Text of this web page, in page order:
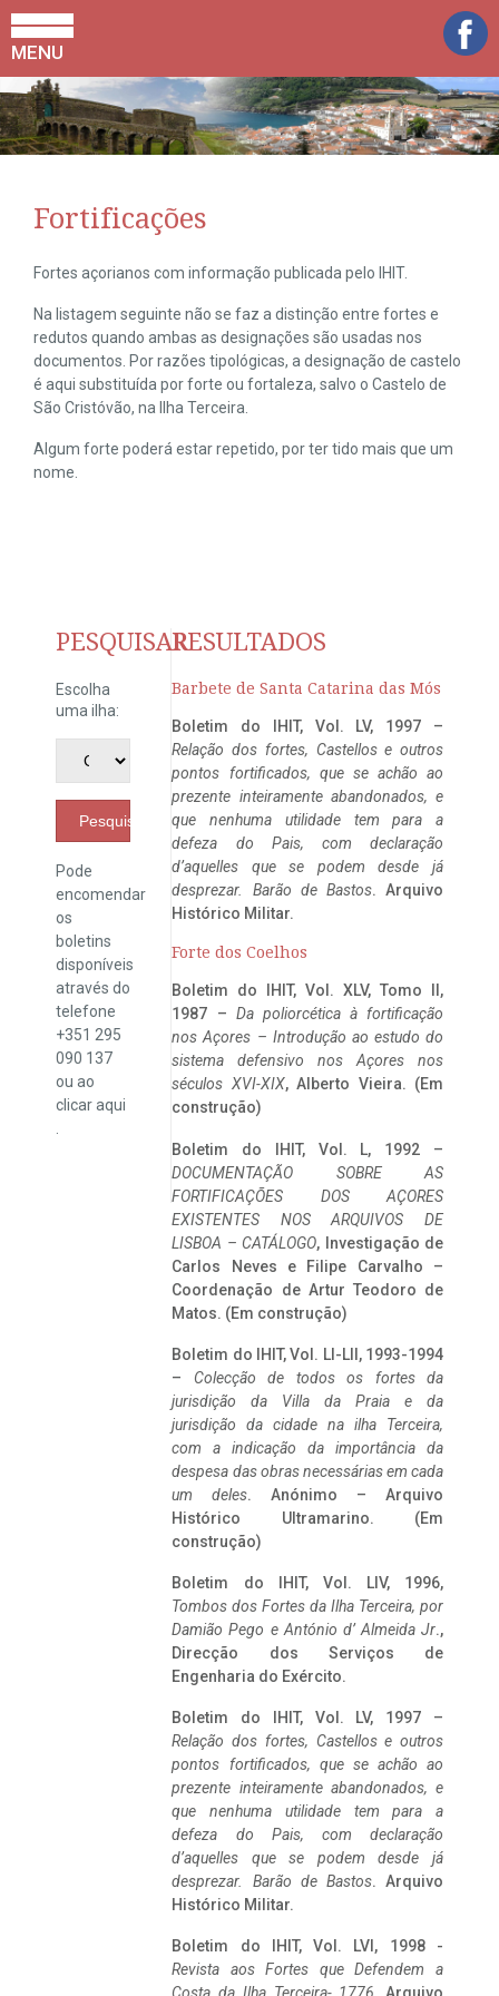
MENU
Fortificações
Fortes açorianos com informação publicada pelo IHIT.
Na listagem seguinte não se faz a distinção entre fortes e
redutos quando ambas as designações são usadas nos
documentos. Por razões tipológicas, a designação de castelo
é aqui substituída por forte ou fortaleza, salvo o Castelo de
São Cristóvão, na Ilha Terceira.
Algum forte poderá estar repetido, por ter tido mais que um
nome.
PESQUISAR
Escolha
uma ilha:
Pesquisar
Pode
encomendar
os
boletins
disponíveis
através do
telefone
+351 295
090 137
ou ao
clicaraqui
RESULTADOS
Barbete de Santa Catarina das Mós
Boletim do IHIT, Vol. LV, 1997 –
Relação dos fortes, Castellos e outros
pontos fortificados, que se achão ao
prezente inteiramente abandonados, e
que nenhuma utilidade tem para a
defeza do Pais, com declaração
d’aquelles que se podem desde já
desprezar. Barão de Bastos. Arquivo
Histórico Militar.
Forte dos Coelhos
Boletim do IHIT, Vol. XLV, Tomo II,
1987 – Da poliorcética à fortificação
nos Açores – Introdução ao estudo do
sistema defensivo nos Açores nos
séculos XVI-XIX, Alberto Vieira. (Em
construção)
Boletim do IHIT, Vol. L, 1992 –
DOCUMENTAÇÃO SOBRE AS
FORTIFICAÇÕES DOS AÇORES
EXISTENTES NOS ARQUIVOS DE
LISBOA – CATÁLOGO, Investigação de
Carlos Neves e Filipe Carvalho –
Coordenação de Artur Teodoro de
Matos. (Em construção)
Boletim do IHIT, Vol. LI-LII, 1993-1994
– Colecção de todos os fortes da
jurisdição da Villa da Praia e da
jurisdição da cidade na ilha Terceira,
com a indicação da importância da
despesa das obras necessárias em cada
um deles. Anónimo – Arquivo
Histórico Ultramarino. (Em
construção)
Boletim do IHIT, Vol. LIV, 1996,
Tombos dos Fortes da Ilha Terceira, por
Damião Pego e António d’ Almeida Jr.,
Direcção dos Serviços de
Engenharia do Exército.
Boletim do IHIT, Vol. LV, 1997 –
Relação dos fortes, Castellos e outros
pontos fortificados, que se achão ao
prezente inteiramente abandonados, e
que nenhuma utilidade tem para a
defeza do Pais, com declaração
d’aquelles que se podem desde já
desprezar. Barão de Bastos. Arquivo
Histórico Militar.
Boletim do IHIT, Vol. LVI, 1998 -
Revista aos Fortes que Defendem a